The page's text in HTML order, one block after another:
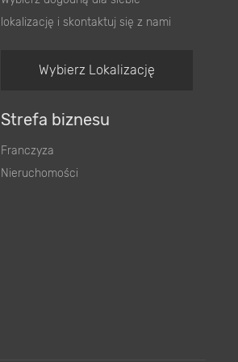
lokalizację i skontaktuj się z nami
Wybierz Lokalizację
Strefa biznesu
Franczyza
Nieruchomości